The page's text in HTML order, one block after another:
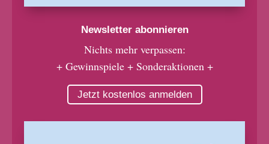
Newsletter abonnieren
Nichts mehr verpassen:
+ Gewinnspiele + Sonderaktionen +
Jetzt kostenlos anmelden